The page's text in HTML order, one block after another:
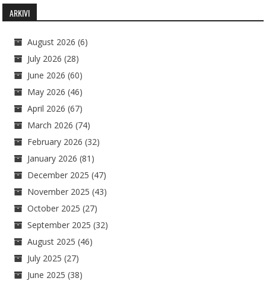
ARKIVI
August 2026 (6)
July 2026 (28)
June 2026 (60)
May 2026 (46)
April 2026 (67)
March 2026 (74)
February 2026 (32)
January 2026 (81)
December 2025 (47)
November 2025 (43)
October 2025 (27)
September 2025 (32)
August 2025 (46)
July 2025 (27)
June 2025 (38)